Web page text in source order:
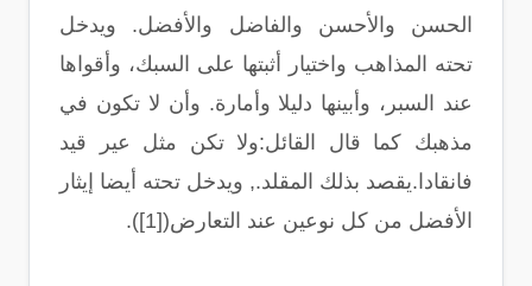
الحسن والأحسن والفاضل والأفضل. ويدخل
تحته المذاهب واختيار أثبتها على السبك، وأقواها
عند السبر، وأبينها دليلا وأمارة. وأن لا تكون في
مذهبك كما قال القائل:ولا تكن مثل عير قيد
فانقادا.يقصد بذلك المقلد., ويدخل تحته أيضا إيثار
الأفضل من كل نوعين عند التعارض([1]).